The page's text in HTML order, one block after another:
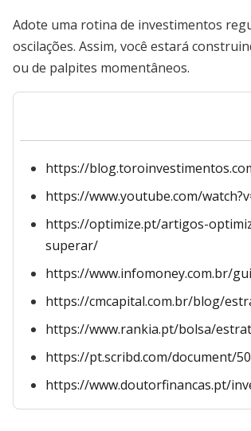
Adote uma rotina de investimentos
oscilações. Assim, você estará
ou de palpites momentâneos.
https://
https://www.youtube.com/
https://optimize.pt/artigos-
superar/
https://www.infomoney.com.br/
https://cmcapital.com.br/blog/
https://www.rankia.pt/bolsa/
https://pt.scribd.com/document/
https://www.doutorfinancas.pt/